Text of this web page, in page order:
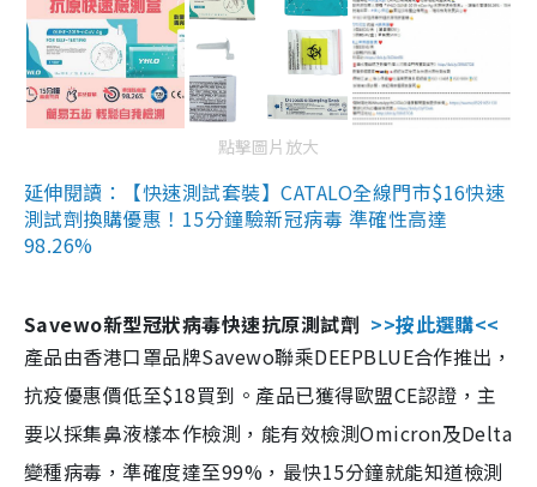
點擊圖片放大
延伸閱讀：【快速測試套裝】CATALO全線門市$16快速
測試劑換購優惠！15分鐘驗新冠病毒 準確性高達
98.26%
Savewo新型冠狀病毒快速抗原測試劑 >>按此選購<<
產品由香港口罩品牌Savewo聯乘DEEPBLUE合作推出，
抗疫優惠價低至$18買到。產品已獲得歐盟CE認證，主
要以採集鼻液樣本作檢測，能有效檢測Omicron及Delta
變種病毒，準確度達至99%，最快15分鐘就能知道檢測